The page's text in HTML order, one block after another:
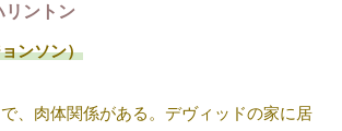
リントン
ンソン）
、肉体関係がある。デヴィッドの家に居